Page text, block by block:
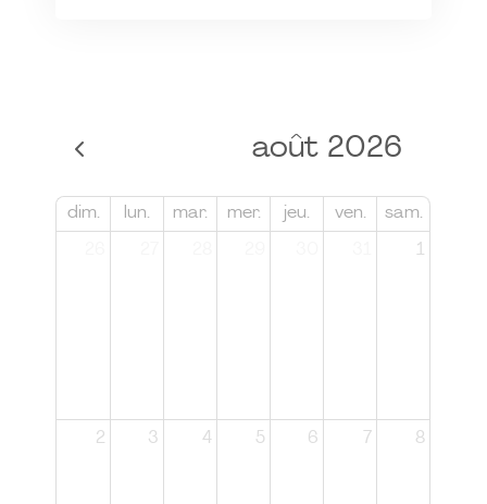
août 2026
dim. lun. mar. mer. jeu. ven. sam.
1
2 3 4 5 6 7 8